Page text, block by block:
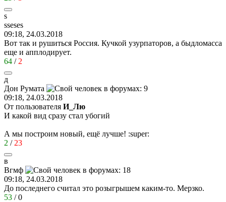
s
sseses
09:18, 24.03.2018
Вот так и рушиться Россия. Кучкой узурпаторов, а быдломасса
еще и апплодирует.
64 / 2
д
Дон Руматa
09:18, 24.03.2018
От пользователя И_Лю
И какой вид сразу стал убогий
А мы построим новый, ещё лучше! :super:
2 / 23
в
Вгмф
09:18, 24.03.2018
До последнего считал это розыгрышем каким-то. Мерзко.
53 /0